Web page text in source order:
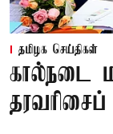
தமிழக செய்திகள்
கால்நடை